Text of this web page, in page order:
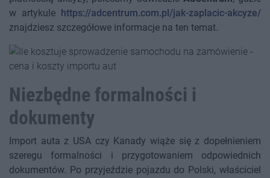
w artykule
https://adcentrum.com.pl/jak-zaplacic-akcyze/
znajdziesz szczegółowe informacje na ten temat.
Niezbędne formalności i
dokumenty
Import auta z USA czy Kanady wiąże się z dopełnieniem
szeregu formalności i przygotowaniem odpowiednich
dokumentów. Po przyjeździe pojazdu do Polski, właściciel